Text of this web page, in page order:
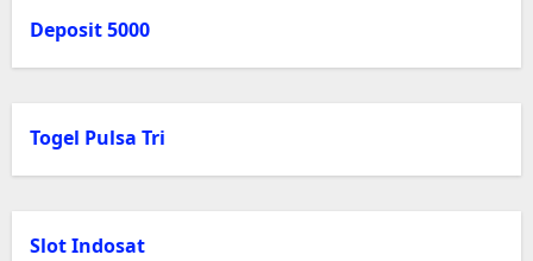
Deposit 5000
Togel Pulsa Tri
Slot Indosat